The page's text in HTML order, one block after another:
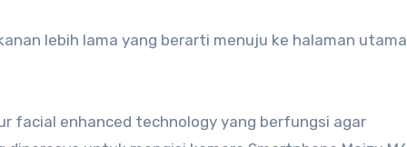
lebih lama yang berarti menuju ke halaman
facial enhanced technology yang berfungsi agar